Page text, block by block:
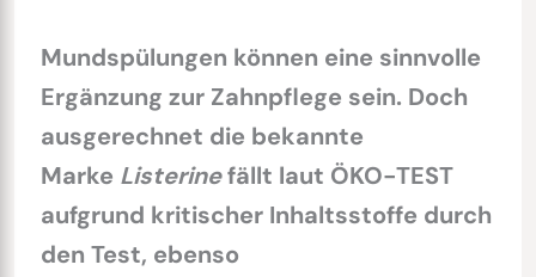
Mundspülungen können eine sinnvolle
Ergänzung zur Zahnpflege sein. Doch
ausgerechnet die bekannte
Marke Listerinefällt laut ÖKO-TEST
aufgrund kritischer Inhaltsstoffe durch
den Test, ebenso